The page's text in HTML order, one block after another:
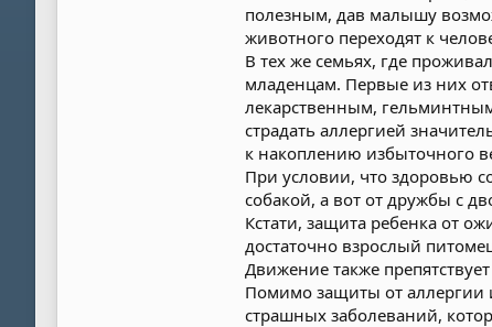
полезным, дав малышу
животного переходят к
В тех же семьях, где
младенцам. Первые из них
лекарственным,
страдать аллергией
к накоплению избыточного
При условии, что здоровью
собакой, а вот от дружбы с
Кстати, защита ребенка от
достаточно взрослый
Движение также
Помимо защиты от аллергии
страшных заболеваний,